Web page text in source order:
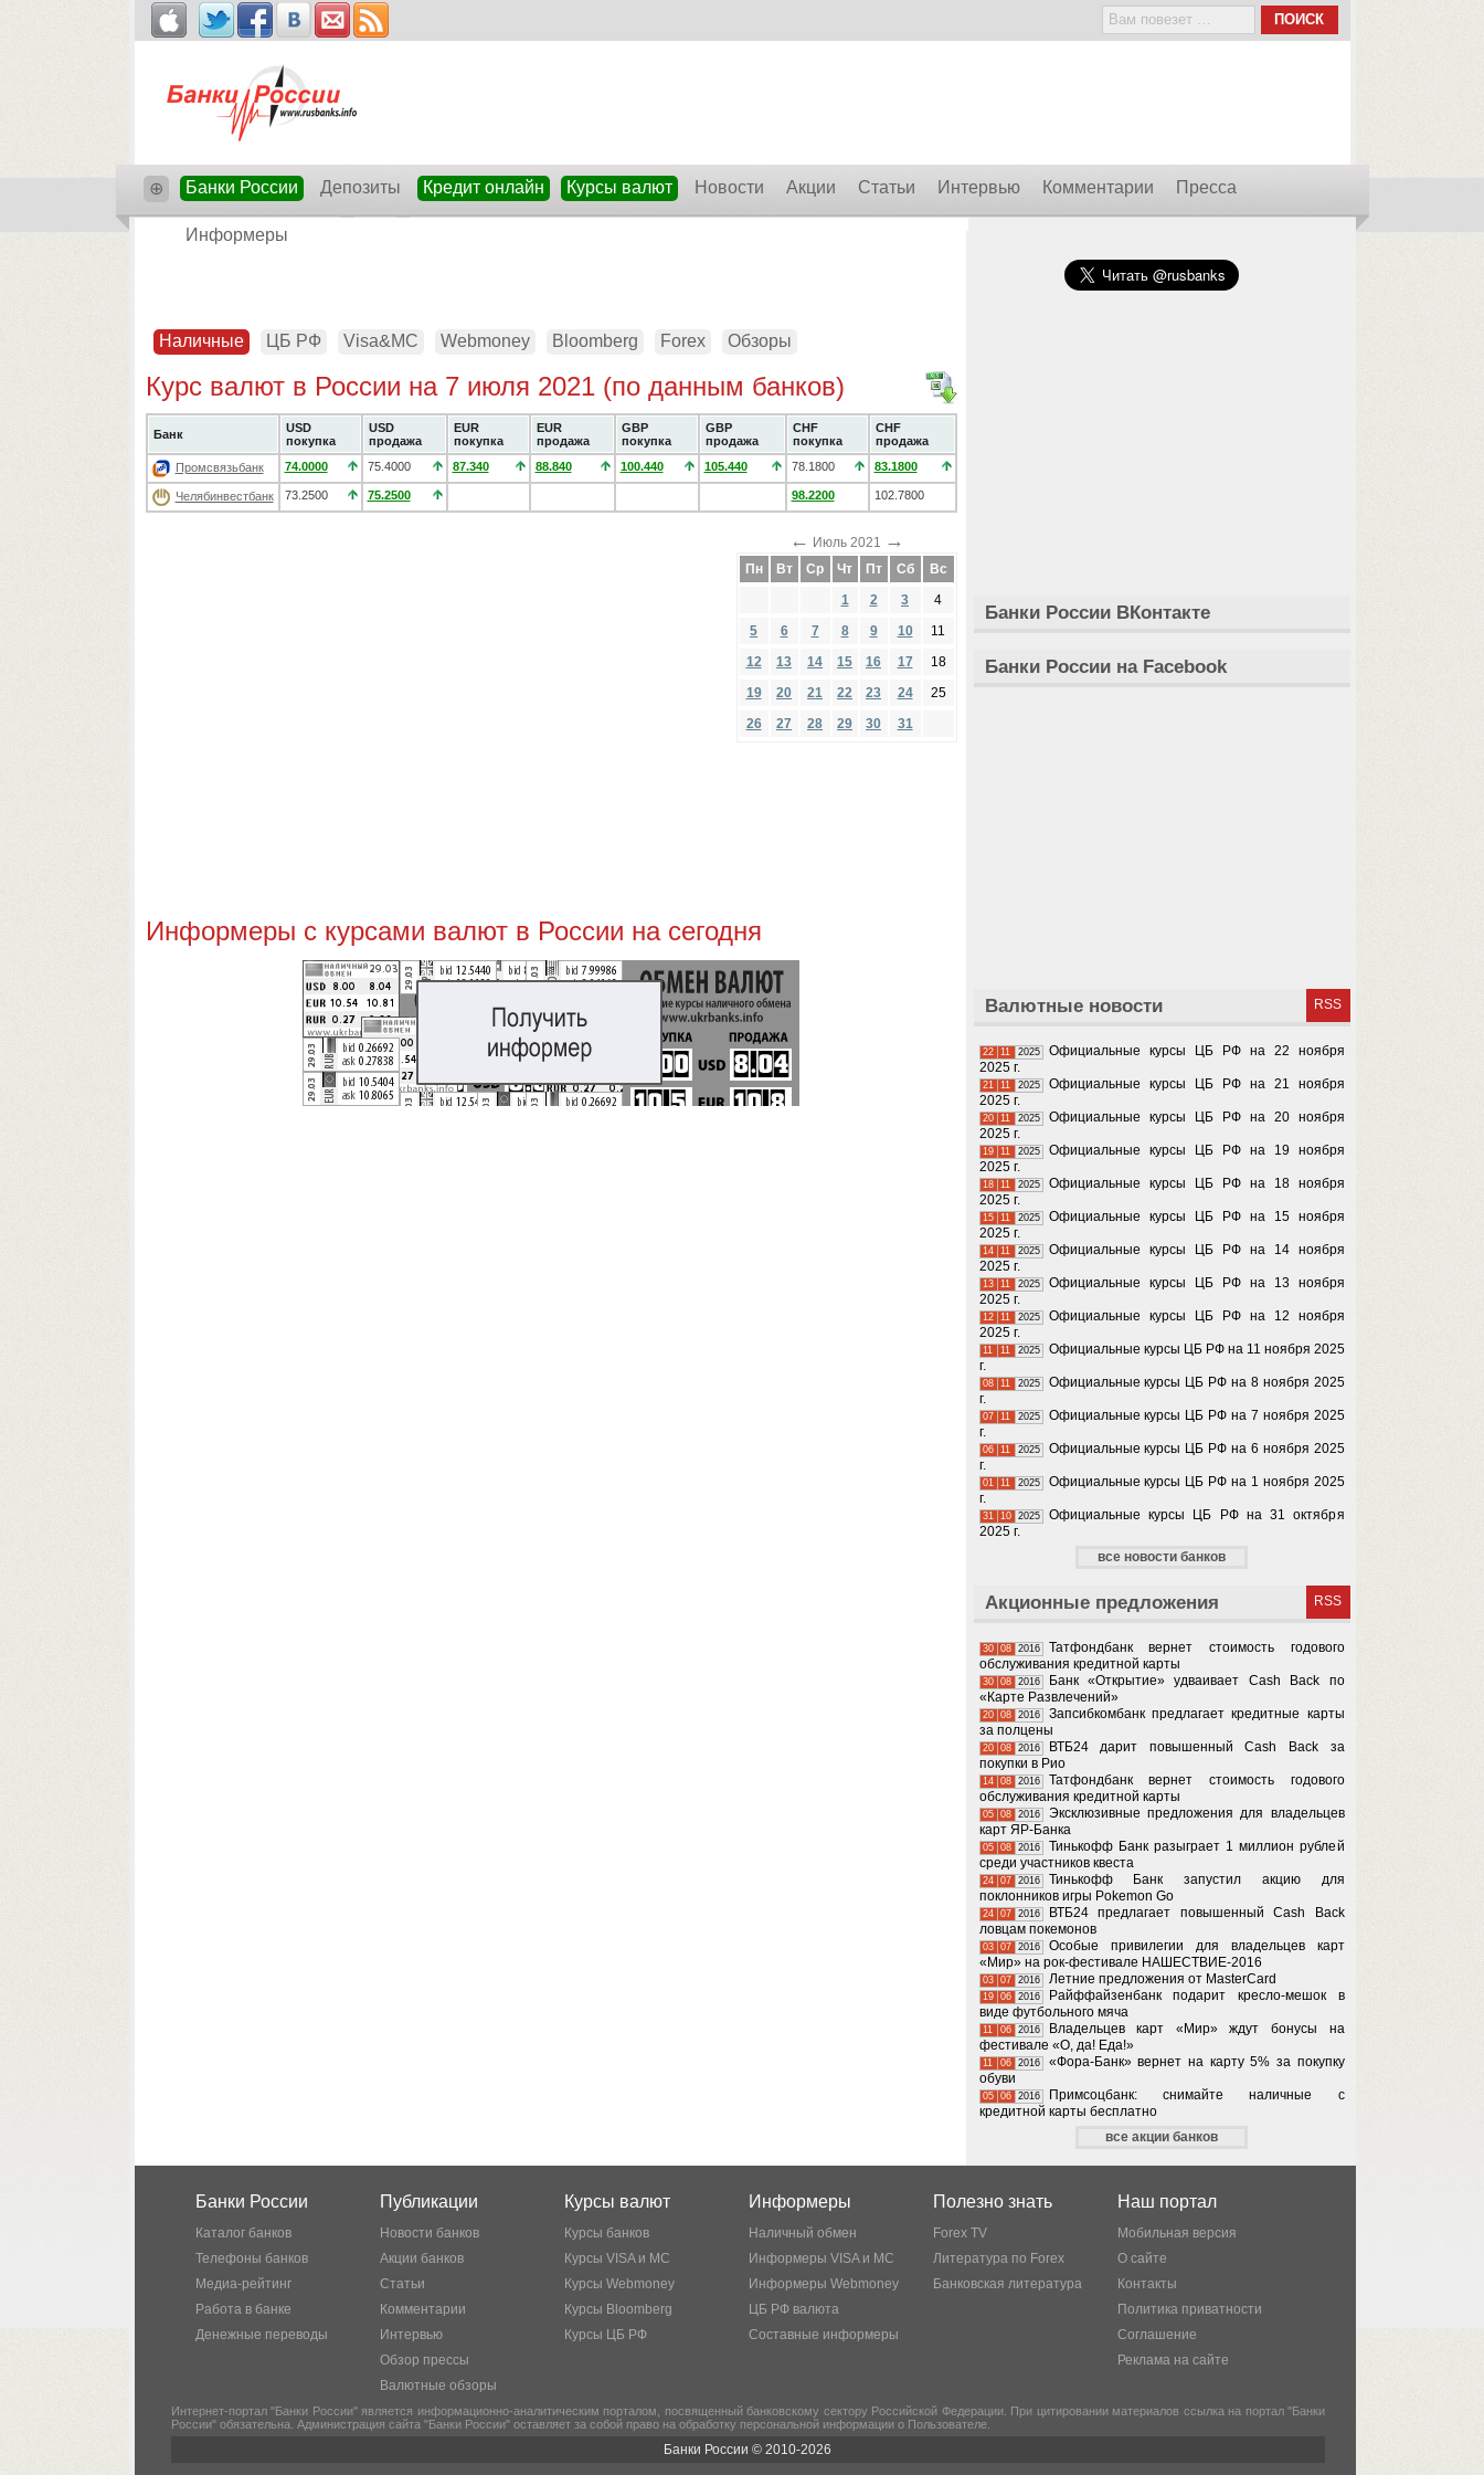
⊕ Банки России Депозиты Кредит онлайн Курсы валют Новости Акции Статьи Интервью Комментарии Пресса
Информеры
Наличные ЦБ РФ Visa&MC Webmoney Bloomberg Forex Обзоры
Курс валют в России на 7 июля 2021 (по данным банков)
Банк
USD
покупка
USD
продажа
EUR
покупка
EUR
продажа
GBP
покупка
GBP
продажа
CHF
покупка
CHF
продажа
Промсвязьбанк
74.0000 75.4000 87.340 88.840 100.440 105.440 78.1800 83.1800
Челябинвестбанк 73.2500 75.2500 98.2200 102.7800
← Июль 2021 →
Пн Вт Ср Чт Пт Сб
Вс
1
2 3
4
5
6 7 8 9 10
11
12
13 14 15 16 17
18
19
20 21 22 23 24
25
26
27 28 29 30 31
Информеры с курсами валют в России на сегодня
Банки России ВКонтакте
Банки России на Facebook
Валютные новости RSS
22 11 2025
Официальные курсы ЦБ РФ на 22 ноября
2025 г.
21 11 2025
Официальные курсы ЦБ РФ на 21 ноября
2025 г.
20 11 2025
Официальные курсы ЦБ РФ на 20 ноября
2025 г.
19 11 2025
Официальные курсы ЦБ РФ на 19 ноября
2025 г.
18 11 2025
Официальные курсы ЦБ РФ на 18 ноября
2025 г.
15 11 2025
Официальные курсы ЦБ РФ на 15 ноября
2025 г.
14 11 2025
Официальные курсы ЦБ РФ на 14 ноября
2025 г.
13 11 2025
Официальные курсы ЦБ РФ на 13 ноября
2025 г.
12 11 2025
Официальные курсы ЦБ РФ на 12 ноября
2025 г.
11 11 2025
Официальные курсы ЦБ РФ на 11 ноября 2025
г.
08 11 2025
Официальные курсы ЦБ РФ на 8 ноября 2025
г.
07 11 2025
Официальные курсы ЦБ РФ на 7 ноября 2025
г.
06 11 2025
Официальные курсы ЦБ РФ на 6 ноября 2025
г.
01 11 2025
Официальные курсы ЦБ РФ на 1 ноября 2025
г.
31 10 2025
Официальные курсы ЦБ РФ на 31 октября
2025 г.
все новости банков
Акционные предложения RSS
30 08 2016
Татфондбанк вернет стоимость годового
обслуживания кредитной карты
30 08 2016
Банк «Открытие» удваивает Cash Back по
«Карте Развлечений»
20 08 2016
Запсибкомбанк предлагает кредитные карты
за полцены
20 08 2016
ВТБ24 дарит повышенный Cash Back за
покупки в Рио
14 08 2016
Татфондбанк вернет стоимость годового
обслуживания кредитной карты
05 08 2016
Эксклюзивные предложения для владельцев
карт ЯР-Банка
05 08 2016
Тинькофф Банк разыграет 1 миллион рублей
среди участников квеста
24 07 2016
Тинькофф Банк запустил акцию для
поклонников игры Pokemon Go
24 07 2016
ВТБ24 предлагает повышенный Cash Back
ловцам покемонов
03 07 2016
Особые привилегии для владельцев карт
«Мир» на рок-фестивале НАШЕСТВИЕ-2016
03 07 2016 Летние предложения от MasterCard
19 06 2016
Райффайзенбанк подарит кресло-мешок в
виде футбольного мяча
11 06 2016
Владельцев карт «Мир» ждут бонусы на
фестивале «О, да! Еда!»
11 06 2016
«Фора-Банк» вернет на карту 5% за покупку
обуви
05 06 2016
Примсоцбанк: снимайте наличные с
кредитной карты бесплатно
все акции банков
Банки России
Каталог банков
Телефоны банков
Медиа-рейтинг
Работа в банке
Денежные переводы
Публикации
Новости банков
Акции банков
Статьи
Комментарии
Интервью
Обзор прессы
Валютные обзоры
Курсы валют
Курсы банков
Курсы VISA и MC
Курсы Webmoney
Курсы Bloomberg
Курсы ЦБ РФ
Информеры
Наличный обмен
Информеры VISA и MC
Информеры Webmoney
ЦБ РФ валюта
Составные информеры
Полезно знать
Forex TV
Литература по Forex
Банковская литература
Наш портал
Мобильная версия
О сайте
Контакты
Политика приватности
Соглашение
Реклама на сайте
Интернет-портал "Банки России" является информационно-аналитическим порталом, посвященный банковскому сектору Российской Федерации. При цитировании материалов ссылка на портал "Банки
России" обязательна. Администрация сайта "Банки России" оставляет за собой право на обработку персональной информации о Пользователе.
Банки России © 2010-2026